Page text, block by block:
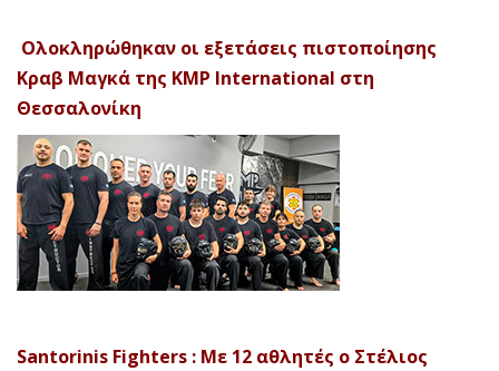
Ολοκληρώθηκαν οι εξετάσεις πιστοποίησης
Κραβ Μαγκά της KMP International στη
Θεσσαλονίκη
Santorinis Fighters : Με 12 αθλητές ο Στέλιος